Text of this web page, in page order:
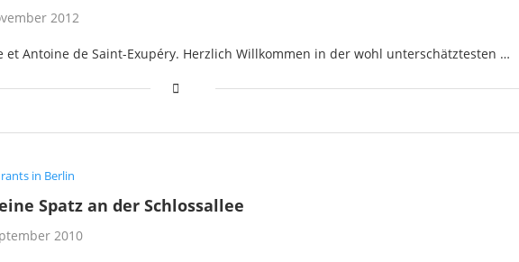
2012
et Antoine de Saint-Exupéry. Herzlich Willkommen in der wohl unterschätztesten …
in Berlin
Spatz an der Schlossallee
2010